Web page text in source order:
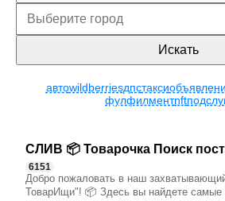
Искать
автоwildberriesдпстакси
фулфилментnft
СЛИВ 📦 Товарочка Поиск
6151
Добро пожаловать в наш
ТоварИщи"! 📦 Здесь вы найдете самые